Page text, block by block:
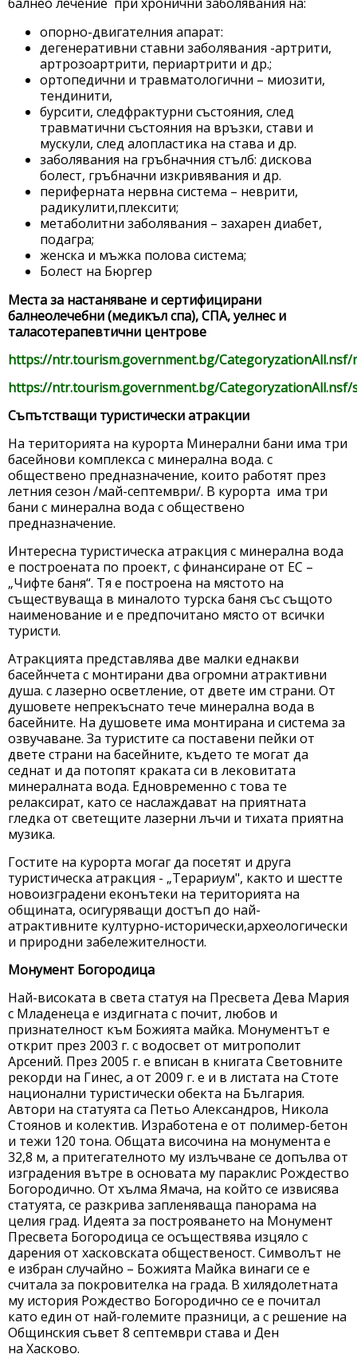
опорно-двигателния апарат:
дегенеративни ставни заболявания -артрити,
артрозоартрити, периартрити и др.;
ортопедични и травматологични – миозити,
тендинити,
бурсити, следфрактурни състояния, след
травматични състояния на връзки, стави и
мускули, след алопластика на става и др.
заболявания на гръбначния стълб: дискова
болест, гръбначни изкривявания и др.
периферната нервна система – неврити,
радикулити,плексити;
метаболитни заболявания – захарен диабет,
подагра;
женска и мъжка полова система;
Болест на Бюргер
Места за настаняване и сертифицирани
балнеолечебни (медикъл спа), СПА, уелнес и
таласотерапевтични центрове
https://ntr.tourism.government.bg/CategoryzationAll.nsf/
https://ntr.tourism.government.bg/CategoryzationAll.nsf/
Съпътстващи туристически атракции
На територията на курорта Минерални бани има три
басейнови комплекса с минерална вода. с
обществено предназначение, които работят през
летния сезон /май-септември/. В курорта има три
бани с минерална вода с обществено
предназначение.
Интересна туристическа атракция с минерална вода
е построената по проект, с финансиране от ЕС –
„Чифте баня“. Тя е построена на мястото на
съществуваща в миналото турска баня със същото
наименование и е предпочитано място от всички
туристи.
Атракцията представлява две малки еднакви
басейнчета с монтирани два огромни атрактивни
душа. с лазерно осветление, от двете им страни. От
душовете непрекъснато тече минерална вода в
басейните. На душовете има монтирана и система за
озвучаване. За туристите са поставени пейки от
двете страни на басейните, където те могат да
седнат и да потопят краката си в лековитата
минералната вода. Едновременно с това те
релаксират, като се наслаждават на приятната
гледка от светещите лазерни лъчи и тихата приятна
музика.
Гостите на курорта могаг да посетят и друга
туристическа атракция - „Терариум", както и шестте
новоизградени еконътеки на територията на
общината, осигуряващи достъп до най-
атрактивните културно-исторически,археологически
и природни забележителности.
Монумент Богородица
Най-високата в света статуя на Пресвета Дева Мария
с Младенеца е издигната с почит, любов и
признателност към Божията майка. Монументът е
открит през 2003 г. с водосвет от митрополит
Арсений. През 2005 г. е вписан в книгата Световните
рекорди на Гинес, а от 2009 г. е и в листата на Стоте
национални туристически обекта на България.
Автори на статуята са Петьо Александров, Никола
Стоянов и колектив. Изработена е от полимер-бетон
и тежи 120 тона. Общата височина на монумента е
32,8 м, а притегателното му излъчване се допълва от
изградения вътре в основата му параклис Рождество
Богородично. От хълма Ямача, на който се извисява
статуята, се разкрива запленяваща панорама на
целия град. Идеята за построяването на Монумент
Пресвета Богородица се осъществява изцяло с
дарения от хасковската общественост. Символът не
е избран случайно – Божията Майка винаги се е
считала за покровителка на града. В хилядолетната
му история Рождество Богородично се е почитал
като един от най-големите празници, а с решение на
Общинския съвет 8 септември става и Ден
на Хасково.